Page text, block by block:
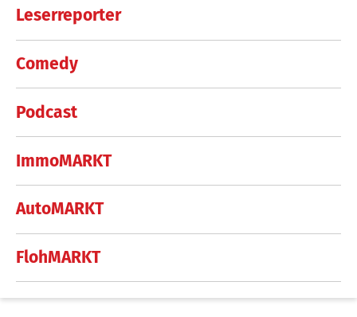
Leserreporter
Comedy
Podcast
ImmoMARKT
AutoMARKT
FlohMARKT